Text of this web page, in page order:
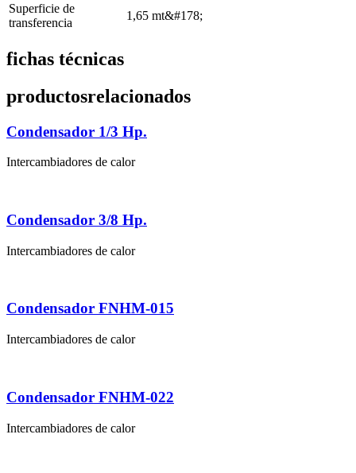
Superficie de
transferencia
1,65 mt&#178;
fichas técnicas
productosrelacionados
Condensador 1/3 Hp.
Intercambiadores de calor
Condensador 3/8 Hp.
Intercambiadores de calor
Condensador FNHM-015
Intercambiadores de calor
Condensador FNHM-022
Intercambiadores de calor